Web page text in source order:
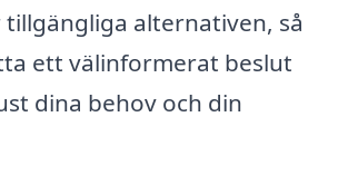
alternativen, så
ett välinformerat beslut
dina behov och din